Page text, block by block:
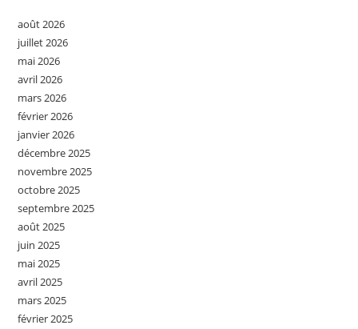
août 2026
juillet 2026
mai 2026
avril 2026
mars 2026
février 2026
janvier 2026
décembre 2025
novembre 2025
octobre 2025
septembre 2025
août 2025
juin 2025
mai 2025
avril 2025
mars 2025
février 2025